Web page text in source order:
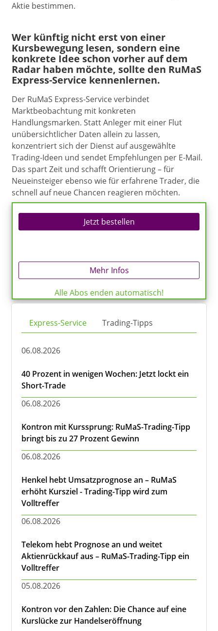
Aktie bestimmen.
Wer künftig nicht erst von einer
Kursbewegung lesen, sondern eine
konkrete Idee schon vorher auf dem
Radar haben möchte, sollte den RuMaS
Express-Service kennenlernen.
Der RuMaS Express-Service verbindet
Marktbeobachtung mit konkreten
Handlungsmarken. Statt Anleger mit einer Flut
unübersichtlicher Daten allein zu lassen,
konzentriert sich der Dienst auf ausgewählte
Trading-Ideen und sendet Empfehlungen per E-Mail.
Das spart Zeit und schafft Orientierung – für
Neueinsteiger ebenso wie für erfahrene Trader, die
schnell auf neue Chancen reagieren möchten.
Jetzt bestellen
Mehr Infos
Alle Abos enden automatisch!
Express-Service Trading-Tipps
06.08.2026
40 Prozent in wenigen Wochen: Jetzt lockt ein
Short-Trade
06.08.2026
Kontron mit Kurssprung: RuMaS-Trading-Tipp
bringt bis zu 27 Prozent Gewinn
06.08.2026
Henkel hebt Umsatzprognose an – RuMaS
erhöht Kursziel - Trading-Tipp wird zum
Volltreffer
06.08.2026
Telekom hebt Prognose an und weitet
Aktienrückkauf aus – RuMaS-Trading-Tipp ein
Volltreffer
05.08.2026
Kontron vor den Zahlen: Die Chance auf eine
Kurslücke zur Handelseröffnung